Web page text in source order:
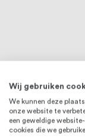
Wij gebruiken
We kunnen deze
onze website te
een geweldige
cookies die we